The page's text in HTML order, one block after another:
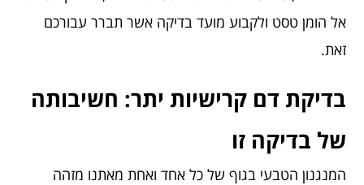
אל הומן טסט ולקבוע מועד בדיקה אשר תברר עבורכם
זאת.
בדיקת דם קרישיות יתר: חשיבותה
של בדיקה זו
המנגנון הטבעי בגוף של כל אחד ואחת מאתנו מזהה